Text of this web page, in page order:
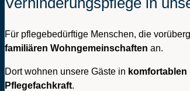
Für pflegebedürftige Menschen, die
familiären Wohngemeinschaften an.
Dort wohnen unsere Gäste in komfortablen
Pflegefachkraft.